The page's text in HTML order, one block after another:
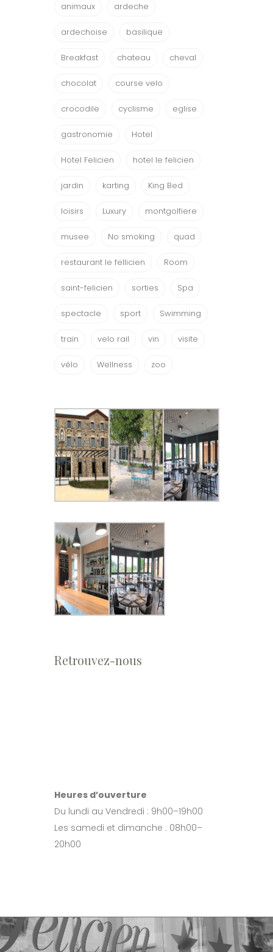
animaux ardeche
ardechoise basilique
Breakfast chateau cheval
chocolat course velo
crocodile cyclisme eglise
gastronomie Hotel
Hotel Felicien hotel le felicien
jardin karting King Bed
loisirs Luxury montgolfiere
musee No smoking quad
restaurant le fellicien Room
saint-felicien sorties Spa
spectacle sport Swimming
train velo rail vin visite
vélo Wellness zoo
Retrouvez-nous
Heures d’ouverture
Du lundi au Vendredi : 9h00–19h00
Les samedi et dimanche : 08h00–
20h00